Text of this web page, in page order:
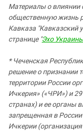
Материалы о влиянии
общественную жизнь
Кавказа "Кавказский
странице "Эхо
* Чеченская
решение о признании
территории России
Ичкерия» («ЧРИ») и 29
странах) и ее органы
запрещенная в
Ичкерии